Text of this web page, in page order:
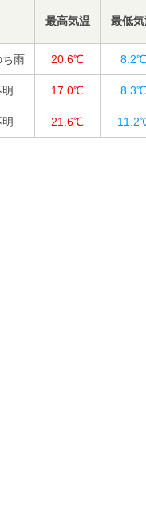
最高気温 最低
雨 20.6℃ 8.2℃
17.0℃ 8.3℃
21.6℃